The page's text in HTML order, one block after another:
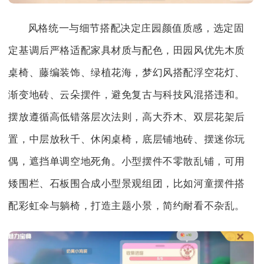
风格统一与细节搭配决定庄园颜值质感，选定固
定基调后严格适配家具材质与配色，田园风优先木质
桌椅、藤编装饰、绿植花海，梦幻风搭配浮空花灯、
渐变地砖、云朵摆件，避免复古与科技风混搭违和。
摆放遵循高低错落层次法则，高大乔木、双层花架后
置，中层放秋千、休闲桌椅，底层铺地砖、摆迷你玩
偶，遮挡单调空地死角。小型摆件不零散乱铺，可用
矮围栏、石板围合成小型景观组团，比如河童摆件搭
配彩虹伞与躺椅，打造主题小景，简约耐看不杂乱。